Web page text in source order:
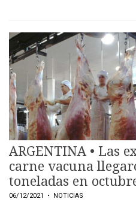
ARGENTINA • Las
carne vacuna
toneladas en
06/12/2021 • NOTICIAS